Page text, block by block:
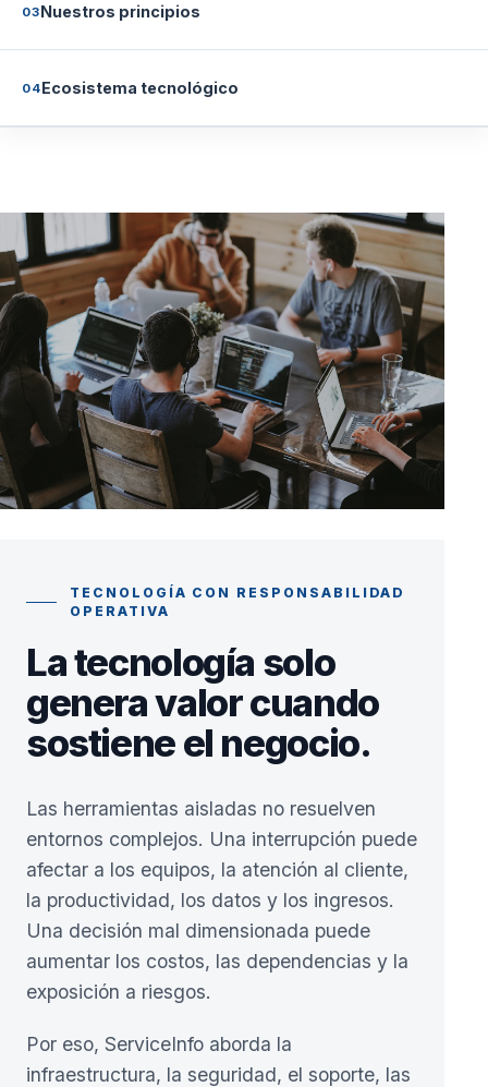
03Nuestros principios
04Ecosistema tecnológico
TECNOLOGÍA CON RESPONSABILIDAD
OPERATIVA
La tecnología solo
genera valor cuando
sostiene el negocio.
Las herramientas aisladas no resuelven
entornos complejos. Una interrupción puede
afectar a los equipos, la atención al cliente,
la productividad, los datos y los ingresos.
Una decisión mal dimensionada puede
aumentar los costos, las dependencias y la
exposición a riesgos.
Por eso, ServiceInfo aborda la
infraestructura, la seguridad, el soporte, las